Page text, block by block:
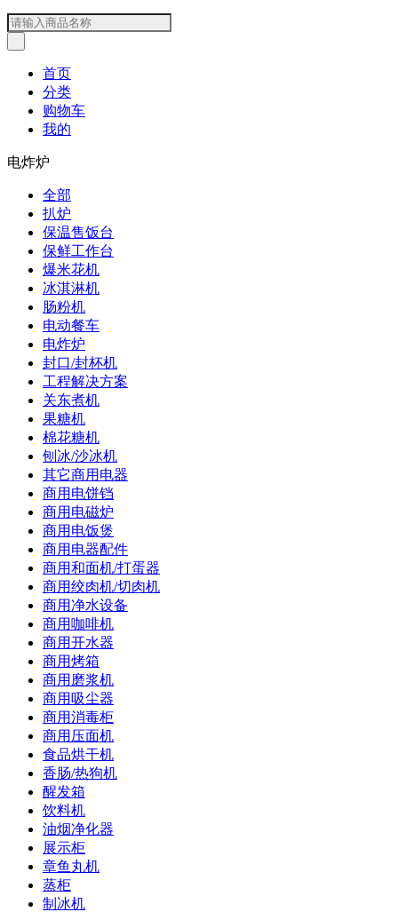
首页
分类
购物车
我的
电炸炉
全部
扒炉
保温售饭台
保鲜工作台
爆米花机
冰淇淋机
肠粉机
电动餐车
电炸炉
封口/封杯机
工程解决方案
关东煮机
果糖机
棉花糖机
刨冰/沙冰机
其它商用电器
商用电饼铛
商用电磁炉
商用电饭煲
商用电器配件
商用和面机/打蛋器
商用绞肉机/切肉机
商用净水设备
商用咖啡机
商用开水器
商用烤箱
商用磨浆机
商用吸尘器
商用消毒柜
商用压面机
食品烘干机
香肠/热狗机
醒发箱
饮料机
油烟净化器
展示柜
章鱼丸机
蒸柜
制冰机